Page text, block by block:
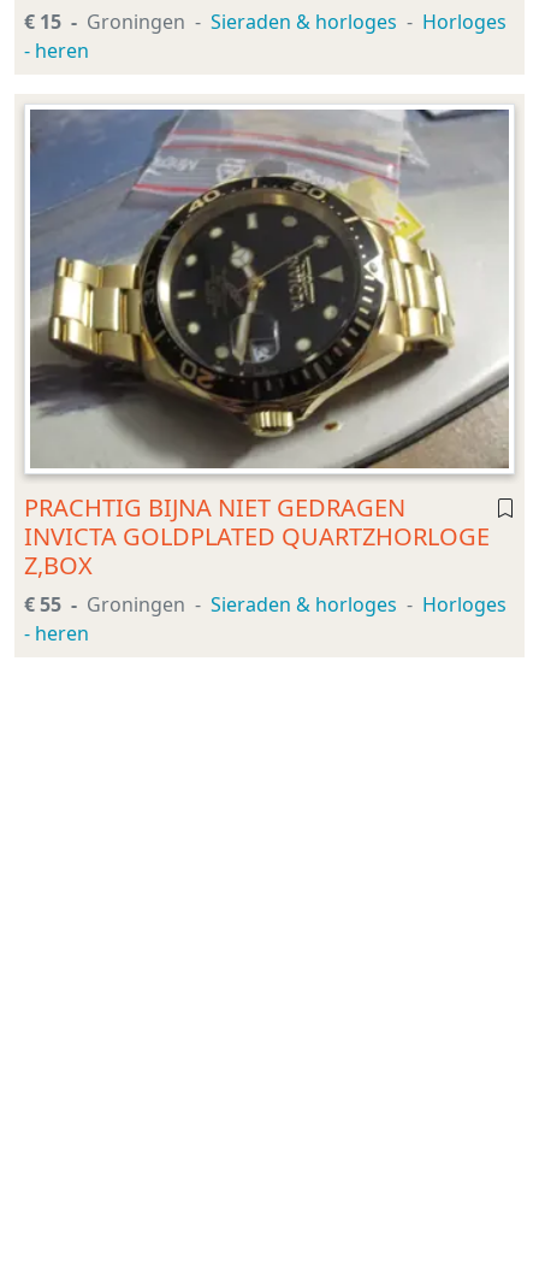
€ 15 Groningen Sieraden & horloges
Horloges
- heren
PRACHTIG BIJNA NIET GEDRAGEN
INVICTA GOLDPLATED QUARTZHORLOGE
Z,BOX
€ 55 Groningen Sieraden & horloges
Horloges
- heren